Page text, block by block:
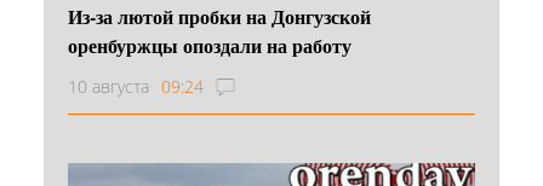
Из-за лютой пробки на Донгузской
оренбуржцы опоздали на работу
10 августа 09:24